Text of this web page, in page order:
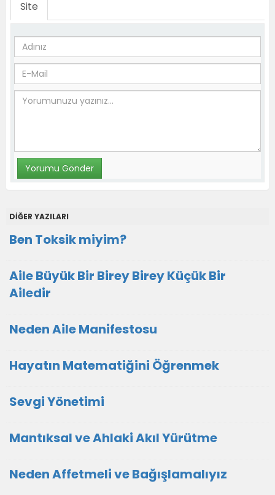
Site
DİĞER YAZILARI
Ben Toksik miyim?
Aile Büyük Bir Birey Birey Küçük Bir
Ailedir
Neden Aile Manifestosu
Hayatın Matematiğini Öğrenmek
Sevgi Yönetimi
Mantıksal ve Ahlaki Akıl Yürütme
Neden Affetmeli ve Bağışlamalıyız